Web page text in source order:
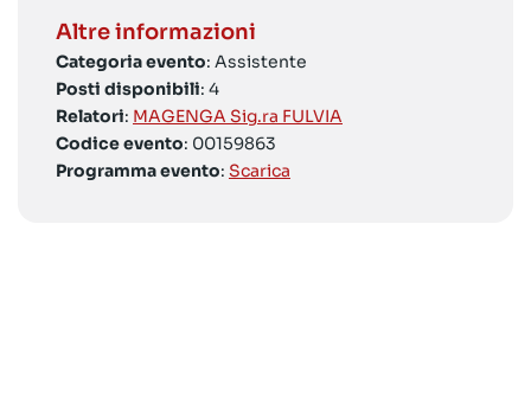
Altre informazioni
Categoria evento: Assistente
Posti disponibili: 4
Relatori: MAGENGA Sig.ra FULVIA
Codice evento: 00159863
Programma evento: Scarica